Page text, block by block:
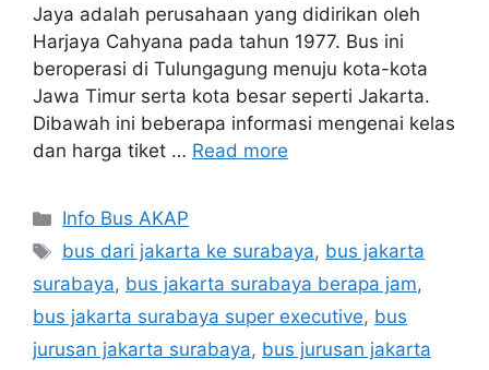
Jaya adalah perusahaan yang didirikan oleh
Harjaya Cahyana pada tahun 1977. Bus ini
beroperasi di Tulungagung menuju kota-kota
Jawa Timur serta kota besar seperti Jakarta.
Dibawah ini beberapa informasi mengenai kelas
dan harga tiket … Read more
Categories
Info Bus AKAP
Tags
bus dari jakarta ke surabaya, bus jakarta
surabaya, bus jakarta surabaya berapa jam,
bus jakarta surabaya super executive, bus
jurusan jakarta surabaya, bus jurusan jakarta